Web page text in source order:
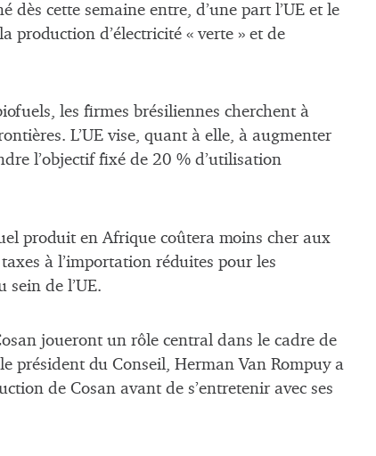
cette semaine entre, d’une part l’UE et le
production d’électricité « verte » et de
les firmes brésiliennes cherchent à
L’UE vise, quant à elle, à augmenter
l’objectif fixé de 20 % d’utilisation
produit en Afrique coûtera moins cher aux
à l’importation réduites pour les
sein de l’UE.
joueront un rôle central dans le cadre de
président du Conseil, Herman Van Rompuy a
de Cosan avant de s’entretenir avec ses